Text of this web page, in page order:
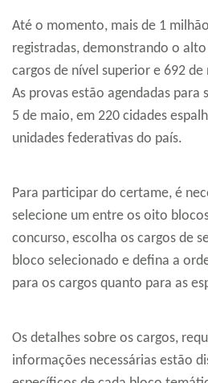
Até o momento, mais de 1
registradas, demonstrando o
cargos de nível superior e 692
As provas estão agendadas para
5 de maio, em 220 cidades
unidades federativas do país.
Para participar do certame, é
selecione um entre os oito
concurso, escolha os cargos de
bloco selecionado e defina a
para os cargos quanto para as
Os detalhes sobre os cargos,
informações necessárias estão